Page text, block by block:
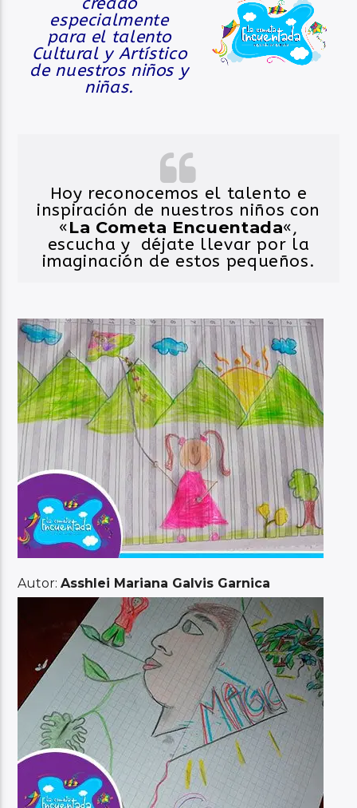
especialmente
para el talento
Cultural y Artístico
de nuestros niños y
niñas.
Hoy reconocemos el talento e
inspiración de nuestros niños con
«La Cometa Encuentada«,
escucha y déjate llevar por la
imaginación de estos pequeños.
Autor:Asshlei Mariana Galvis Garnica